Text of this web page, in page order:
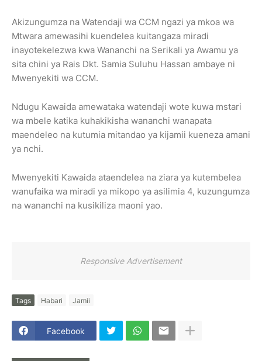
Akizungumza na Watendaji wa CCM ngazi ya mkoa wa
Mtwara amewasihi kuendelea kuitangaza miradi
inayotekelezwa kwa Wananchi na Serikali ya Awamu ya
sita chini ya Rais Dkt. Samia Suluhu Hassan ambaye ni
Mwenyekiti wa CCM.
Ndugu Kawaida amewataka watendaji wote kuwa mstari
wa mbele katika kuhakikisha wananchi wanapata
maendeleo na kutumia mitandao ya kijamii kueneza amani
ya nchi.
Mwenyekiti Kawaida ataendelea na ziara ya kutembelea
wanufaika wa miradi ya mikopo ya asilimia 4, kuzungumza
na wananchi na kusikiliza maoni yao.
Responsive Advertisement
Tags Habari Jamii
Facebook